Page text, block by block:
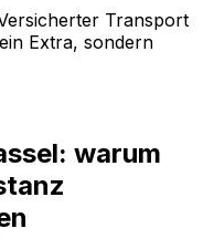
Transport
Extra, sondern
warum